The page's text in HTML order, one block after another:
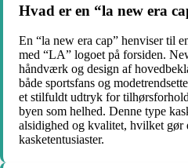
Hvad er en “la new era
En “la new era cap” henviser til
med “LA” logoet på forsiden.
håndværk og design af
både sportsfans og
et stilfuldt udtryk for
byen som helhed. Denne type
alsidighed og kvalitet, hvilket
kasketentusiaster.